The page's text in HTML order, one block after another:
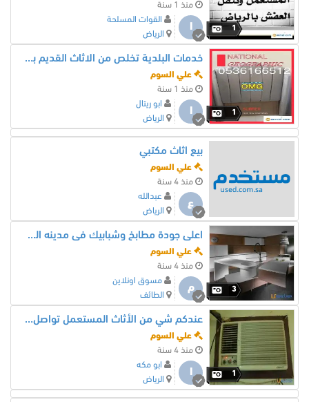
1
منذ 1 سنة
القوات المسلحة
الرياض
1
خدمات البلدية تخلص من الاثاث القديم بالرياض 0536166512
علي السوم
منذ 1 سنة
ابو ريتال
الرياض
بيع اثاث مكتبي
علي السوم
منذ 4 سنة
ع
عبدالله
الرياض
3
اعلى جودة مطابخ وشبابيك فى مدينه الطائف
علي السوم
منذ 4 سنة
م
مسوق اونلاين
الطائف
1
عندكم شي من الأثاث المستعمل تواصل معنا واتساب
علي السوم
منذ 4 سنة
ابو مكه
الرياض